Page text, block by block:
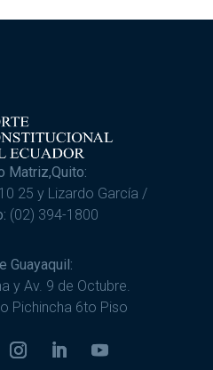
Matriz,Quito:
25 y Lizardo García /
(02) 394-1800
Guayaquil:
y Av. 9 de Octubre.
Pichincha 6to Piso